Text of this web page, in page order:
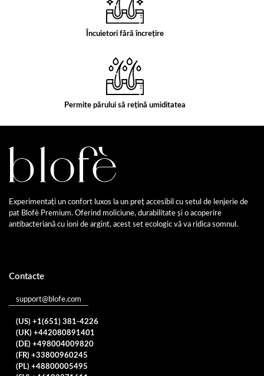
Încuietori fără încrețire
Permite părului să rețină umiditatea
Experimentați un confort luxos la un preț accesibil cu setul de lenjerie de
pat Blofè Premium. Oferind moliciune, durabilitate și o acoperire
antibacteriană cu ioni de argint, acest set ecologic vă va ridica somnul.
Contacte
support@blofe.com
(US) +1(651) 381-4226
(UK) +442080891401
(DE) +498004009820
(FR) +33800960245
(PL) +48800005495